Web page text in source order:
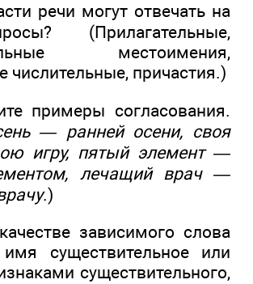
речи могут отвечать на
(Прилагательные,
местоимения,
числительные, причастия.)
примеры согласования.
— ранней осени, своя
игру, пятый элемент —
лечащий врач —
.)
зависимого слова
имя существительное или
существительного,